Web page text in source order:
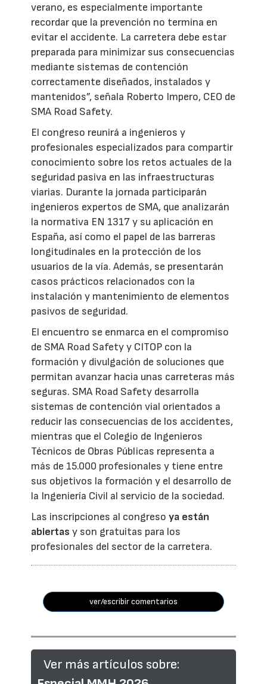
verano, es especialmente importante
recordar que la prevención no termina en
evitar el accidente. La carretera debe estar
preparada para minimizar sus consecuencias
mediante sistemas de contención
correctamente diseñados, instalados y
mantenidos”, señala Roberto Impero, CEO de
SMA Road Safety.
El congreso reunirá a ingenieros y
profesionales especializados para compartir
conocimiento sobre los retos actuales de la
seguridad pasiva en las infraestructuras
viarias. Durante la jornada participarán
ingenieros expertos de SMA, que analizarán
la normativa EN 1317 y su aplicación en
España, así como el papel de las barreras
longitudinales en la protección de los
usuarios de la vía. Además, se presentarán
casos prácticos relacionados con la
instalación y mantenimiento de elementos
pasivos de seguridad.
El encuentro se enmarca en el compromiso
de SMA Road Safety y CITOP con la
formación y divulgación de soluciones que
permitan avanzar hacia unas carreteras más
seguras. SMA Road Safety desarrolla
sistemas de contención vial orientados a
reducir las consecuencias de los accidentes,
mientras que el Colegio de Ingenieros
Técnicos de Obras Públicas representa a
más de 15.000 profesionales y tiene entre
sus objetivos la formación y el desarrollo de
la Ingeniería Civil al servicio de la sociedad.
Las inscripciones al congresoya están
abiertas y son gratuitas para los
profesionales del sector de la carretera.
ver/escribir comentarios
Ver más artículos sobre: